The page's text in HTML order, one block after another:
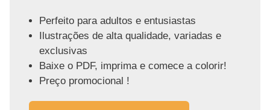
Perfeito para adultos e entusiastas
Ilustrações de alta qualidade, variadas e
exclusivas
Baixe o PDF, imprima e comece a colorir!
Preço promocional !